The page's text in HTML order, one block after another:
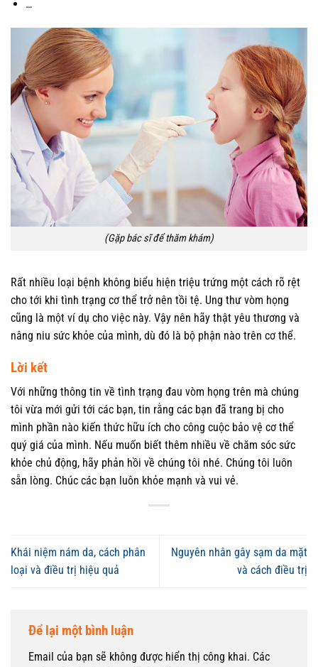
…
(Gặp bác sĩ để thăm khám)
Rất nhiều loại bệnh không biểu hiện triệu trứng một cách rõ rệt
cho tới khi tình trạng cơ thể trở nên tồi tệ. Ung thư vòm họng
cũng là một ví dụ cho việc này. Vậy nên hãy thật yêu thương và
nâng niu sức khỏe của mình, dù đó là bộ phận nào trên cơ thể.
Lời kết
Với những thông tin về tình trạng đau vòm họng trên mà chúng
tôi vừa mới gửi tới các bạn, tin rằng các bạn đã trang bị cho
mình phần nào kiến thức hữu ích cho công cuộc bảo vệ cơ thể
quý giá của mình. Nếu muốn biết thêm nhiều về chăm sóc sức
khỏe chủ động, hãy phản hồi về chúng tôi nhé. Chúng tôi luôn
sẵn lòng. Chúc các bạn luôn khỏe mạnh và vui vẻ.
Khái niệm nám da, cách phân
loại và điều trị hiệu quả
Nguyên nhân gây sạm da mặt
và cách điều trị
Để lại một bình luận
Email của bạn sẽ không được hiển thị công khai. Các